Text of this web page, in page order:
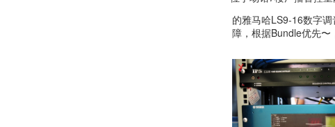
的雅马哈LS9-16数字
障，根据Bundle优先〜